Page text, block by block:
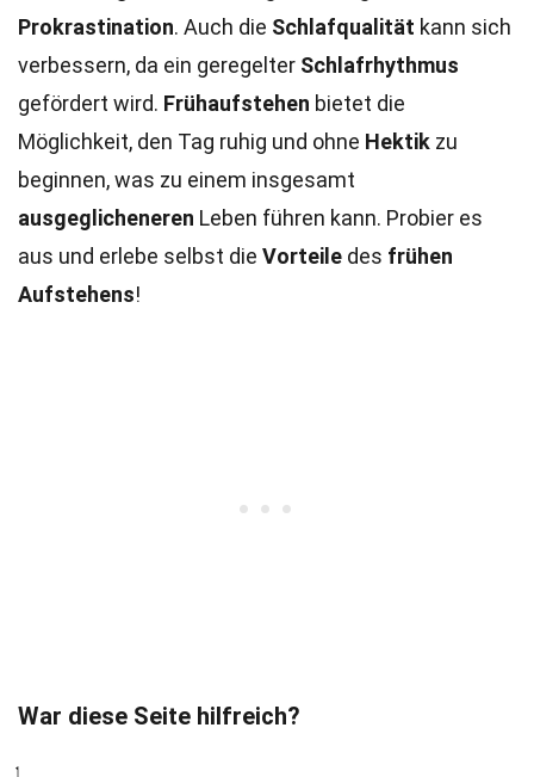
Prokrastination. Auch die Schlafqualität kann sich
verbessern, da ein geregelter Schlafrhythmus
gefördert wird. Frühaufstehen bietet die
Möglichkeit, den Tag ruhig und ohne Hektik zu
beginnen, was zu einem insgesamt
ausgeglicheneren Leben führen kann. Probier es
aus und erlebe selbst die Vorteile des frühen
Aufstehens!
War diese Seite hilfreich?